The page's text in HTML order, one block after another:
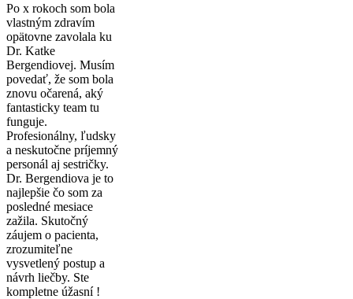
Po x rokoch som bola
vlastným zdravím
opätovne zavolala ku
Dr. Katke
Bergendiovej. Musím
povedať, že som bola
znovu očarená, aký
fantasticky team tu
funguje.
Profesionálny, ľudsky
a neskutočne príjemný
personál aj sestričky.
Dr. Bergendiova je to
najlepšie čo som za
posledné mesiace
zažila. Skutočný
záujem o pacienta,
zrozumiteľne
vysvetlený postup a
návrh liečby. Ste
kompletne úžasní !